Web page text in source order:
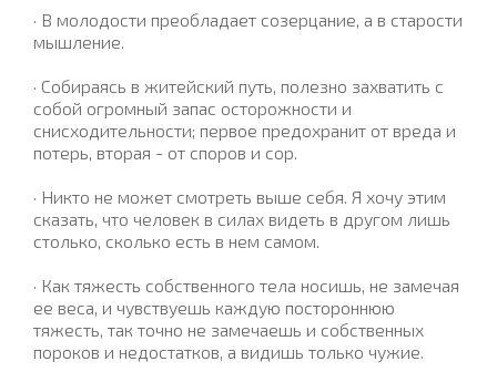
· В молодости преобладает созерцание, а в старости
мышление.
· Собираясь в житейский путь, полезно захватить с
собой огромный запас осторожности и
снисходительности; первое предохранит от вреда и
потерь, вторая - от споров и сор.
· Никто не может смотреть выше себя. Я хочу этим
сказать, что человек в силах видеть в другом лишь
столько, сколько есть в нем самом.
· Как тяжесть собственного тела носишь, не замечая
ее веса, и чувствуешь каждую постороннюю
тяжесть, так точно не замечаешь и собственных
пороков и недостатков, а видишь только чужие.